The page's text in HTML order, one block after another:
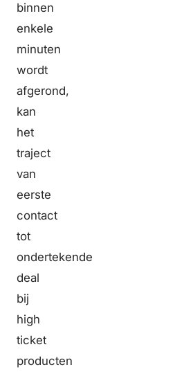
binnen
enkele
minuten
wordt
afgerond,
kan
het
traject
van
eerste
contact
tot
ondertekende
deal
bij
high
ticket
producten